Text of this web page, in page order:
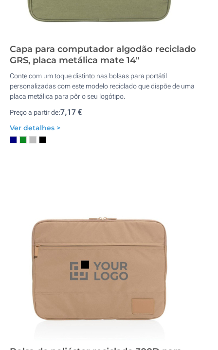
Capa para computador algodão reciclado
GRS, placa metálica mate 14''
Conte com um toque distinto nas bolsas para portátil
personalizadas com este modelo reciclado que dispõe de uma
placa metálica para pôr o seu logótipo.
Preço a partir de:7,17 €
Ver detalhes >